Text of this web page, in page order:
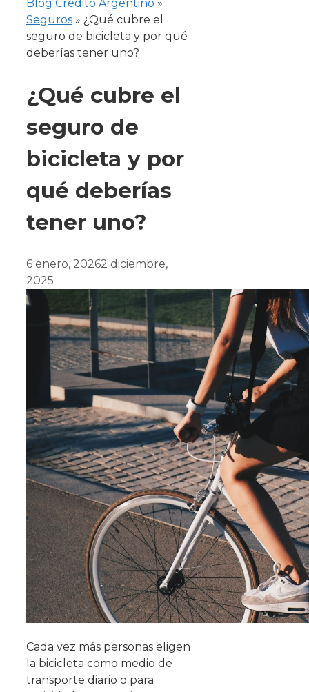
Blog Crédito Argentino »
Seguros » ¿Qué cubre el
seguro de bicicleta y por qué
deberías tener uno?
¿Qué cubre el
seguro de
bicicleta y por
qué deberías
tener uno?
6 enero, 20262 diciembre,
2025
Cada vez más personas eligen
la bicicleta como medio de
transporte diario o para